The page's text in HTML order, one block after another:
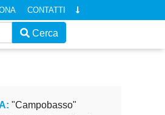
"Campobasso"
CONTATTI
Cerca